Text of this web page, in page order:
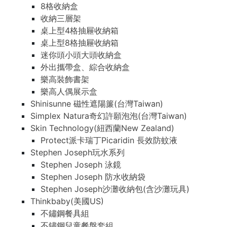
8格收納盒
收納三層架
桌上型4格抽屜收納箱
桌上型8格抽屜收納箱
迷你頭小頭大頭收納盒
外出攜帶盒、綜合收納盒
樂高裝飾書架
樂高人偶展示盒
Shinisunne 磁性遮陽簾(台灣Taiwan)
Simplex Natura奇幻許願泡泡(台灣Taiwan)
Skin Technology(紐西蘭New Zealand)
Protect派卡瑞丁Picaridin 長效防蚊液
Stephen Joseph玩水系列
Stephen Joseph 泳鏡
Stephen Joseph 防水收納袋
Stephen Joseph沙灘收納包(含沙灘玩具)
Thinkbaby(美國US)
不鏽鋼餐具組